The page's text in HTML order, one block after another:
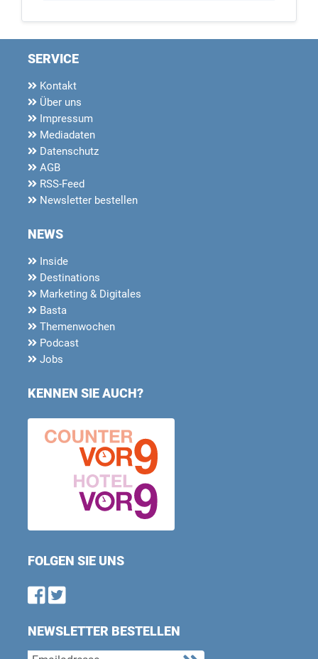
SERVICE
Kontakt
Über uns
Impressum
Mediadaten
Datenschutz
AGB
RSS-Feed
Newsletter bestellen
NEWS
Inside
Destinations
Marketing & Digitales
Basta
Themenwochen
Podcast
Jobs
KENNEN SIE AUCH?
FOLGEN SIE UNS
Find us on Facebook
Follow us on Twitter
NEWSLETTER BESTELLEN